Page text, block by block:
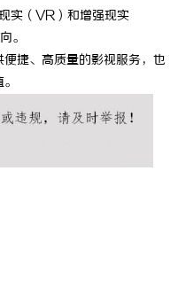
实（VR）和增强现实
。
捷、高质量的影视服务，也
上海配眼镜